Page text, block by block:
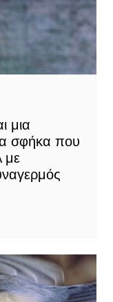
μια
σφήκα που
με